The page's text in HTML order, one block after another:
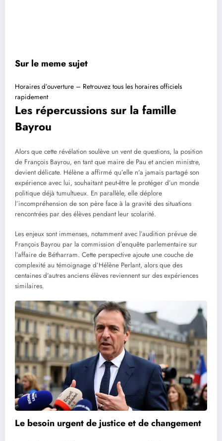
Sur le meme sujet
Horaires d’ouverture – Retrouvez tous les horaires officiels
rapidement
Les répercussions sur la famille
Bayrou
Alors que cette révélation soulève un vent de questions, la position
de François Bayrou, en tant que maire de Pau et ancien ministre,
devient délicate. Hélène a affirmé qu’elle n’a jamais partagé son
expérience avec lui, souhaitant peut-être le protéger d’un monde
politique déjà tumultueux. En parallèle, elle déplore
l’incompréhension de son père face à la gravité des situations
rencontrées par des élèves pendant leur scolarité.
Les enjeux sont immenses, notamment avec l’audition prévue de
François Bayrou par la commission d’enquête parlementaire sur
l’affaire de Bétharram. Cette perspective ajoute une couche de
complexité au témoignage d’Hélène Perlant, alors que des
centaines d’autres anciens élèves reviennent sur des expériences
similaires.
Le besoin urgent de justice et de changement